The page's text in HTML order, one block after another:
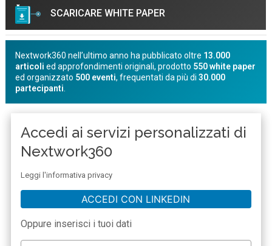
SCARICARE WHITE PAPER
semplicemente con un click!
Nextwork360 nell’ultimo anno ha pubblicato oltre 13.000
articoli ed approfondimenti originali, prodotto 550 white paper
ed organizzato 500 eventi, frequentati da più di30.000
partecipanti
Accedi ai servizi personalizzati di
Nextwork360
Leggi l'informativa privacy
ACCEDI CON LINKEDIN
Oppure inserisci i tuoi dati